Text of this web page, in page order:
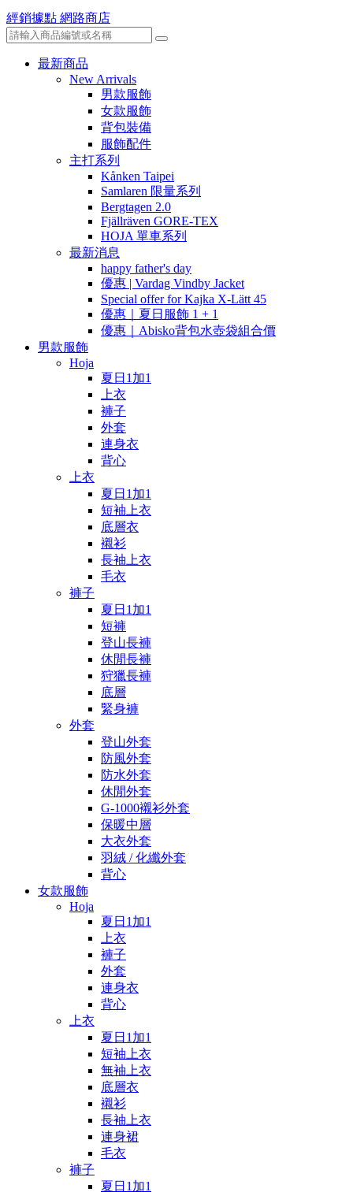
經銷據點 網路商店
最新商品
New Arrivals
男款服飾
女款服飾
背包裝備
服飾配件
主打系列
Kånken Taipei
Samlaren 限量系列
Bergtagen 2.0
Fjällräven GORE-TEX
HOJA 單車系列
最新消息
happy father's day
優惠 | Vardag Vindby Jacket
Special offer for Kajka X-Lätt 45
優惠｜夏日服飾 1 + 1
優惠｜Abisko背包水壺袋組合價
男款服飾
Hoja
夏日1加1
上衣
褲子
外套
連身衣
背心
上衣
夏日1加1
短袖上衣
底層衣
襯衫
長袖上衣
毛衣
褲子
夏日1加1
短褲
登山長褲
休閒長褲
狩獵長褲
底層
緊身褲
外套
登山外套
防風外套
防水外套
休閒外套
G-1000襯衫外套
保暖中層
大衣外套
羽絨 / 化纖外套
背心
女款服飾
Hoja
夏日1加1
上衣
褲子
外套
連身衣
背心
上衣
夏日1加1
短袖上衣
無袖上衣
底層衣
襯衫
長袖上衣
連身裙
毛衣
褲子
夏日1加1